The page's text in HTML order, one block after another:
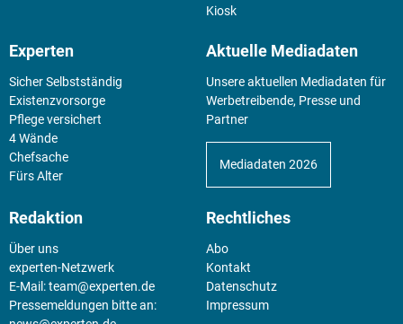
Kiosk
Experten
Sicher Selbstständig
Existenz­vorsorge
Pflege versichert
4 Wände
Chefsache
Fürs Alter
Aktuelle Mediadaten
Unsere aktuellen Mediadaten für
Werbetreibende, Presse und
Partner
Mediadaten 2026
Redaktion
Über uns
experten-Netzwerk
E-Mail:team@experten.de
Pressemeldungen bitte an:
Rechtliches
Abo
Kontakt
Datenschutz
Impressum